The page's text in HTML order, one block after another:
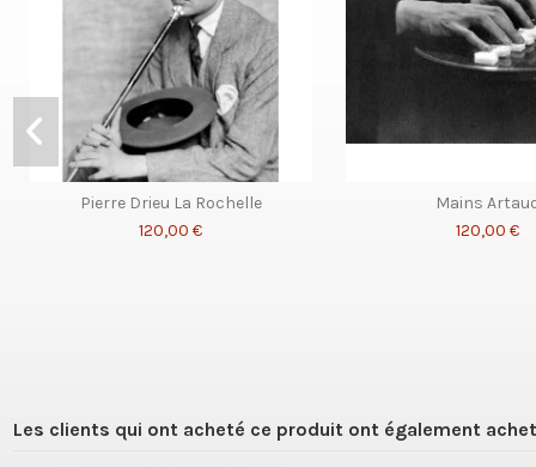
Pierre Drieu La Rochelle
120,00 €
Mains
120,00 €
Les clients qui ont acheté ce produit ont également